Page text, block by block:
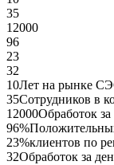
35
12000
96
23
32
10Лет на рынке
35Сотрудников в
12000Обработок за
96%
23%клиентов по
32Обработок за